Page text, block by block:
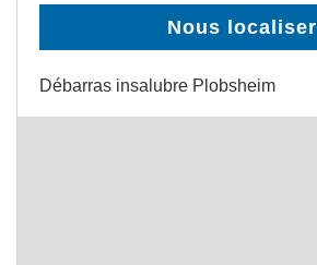
Nous localiser
Débarras insalubre Plobsheim